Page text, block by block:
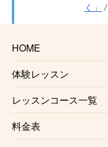
HOME
体験レッスン
レッスンコース一覧
料金表
く」
/
京成千葉ドラム教室
稲毛ドラム教室
京成稲毛ドラム教室
船橋ドラム教室
京成船橋ドラム教室
西船橋ドラム教室